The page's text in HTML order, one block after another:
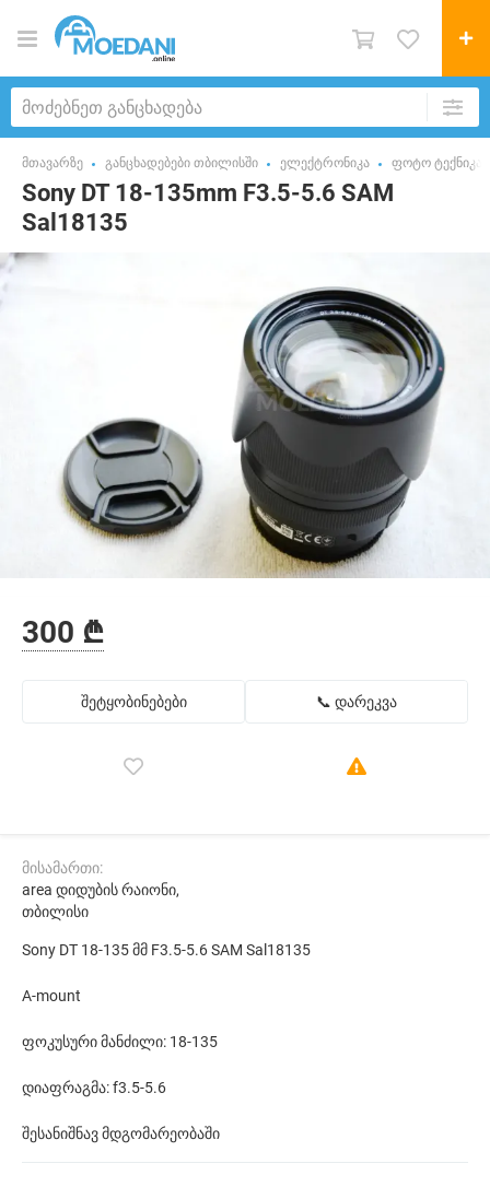
მთავარზე განცხადებები თბილისში ელექტრონიკა ფოტო ტექნიკა
Sony DT 18-135mm F3.5-5.6 SAM
Sal18135
300 ₾
შეტყობინებები 📞 დარეკვა
მისამართი:
area დიდუბის რაიონი,
თბილისი
Sony DT 18-135 მმ F3.5-5.6 SAM Sal18135
A-mount
ფოკუსური მანძილი: 18-135
დიაფრაგმა: f3.5-5.6
შესანიშნავ მდგომარეობაში